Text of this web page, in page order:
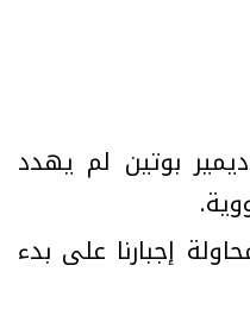
بوتين لم يهدد
إجبارنا على بدء